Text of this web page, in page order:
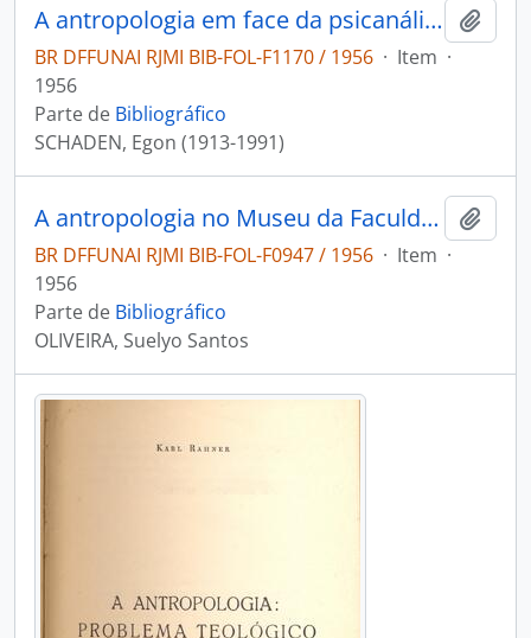
A antropologia em face da psicanálise
BR DFFUNAI RJMI BIB-FOL-F1170 / 1956 · Item ·
1956
Parte de Bibliográfico
SCHADEN, Egon (1913-1991)
A antropologia no Museu da Faculdade Nacional de Odontologia
BR DFFUNAI RJMI BIB-FOL-F0947 / 1956 · Item ·
1956
Parte de Bibliográfico
OLIVEIRA, Suelyo Santos